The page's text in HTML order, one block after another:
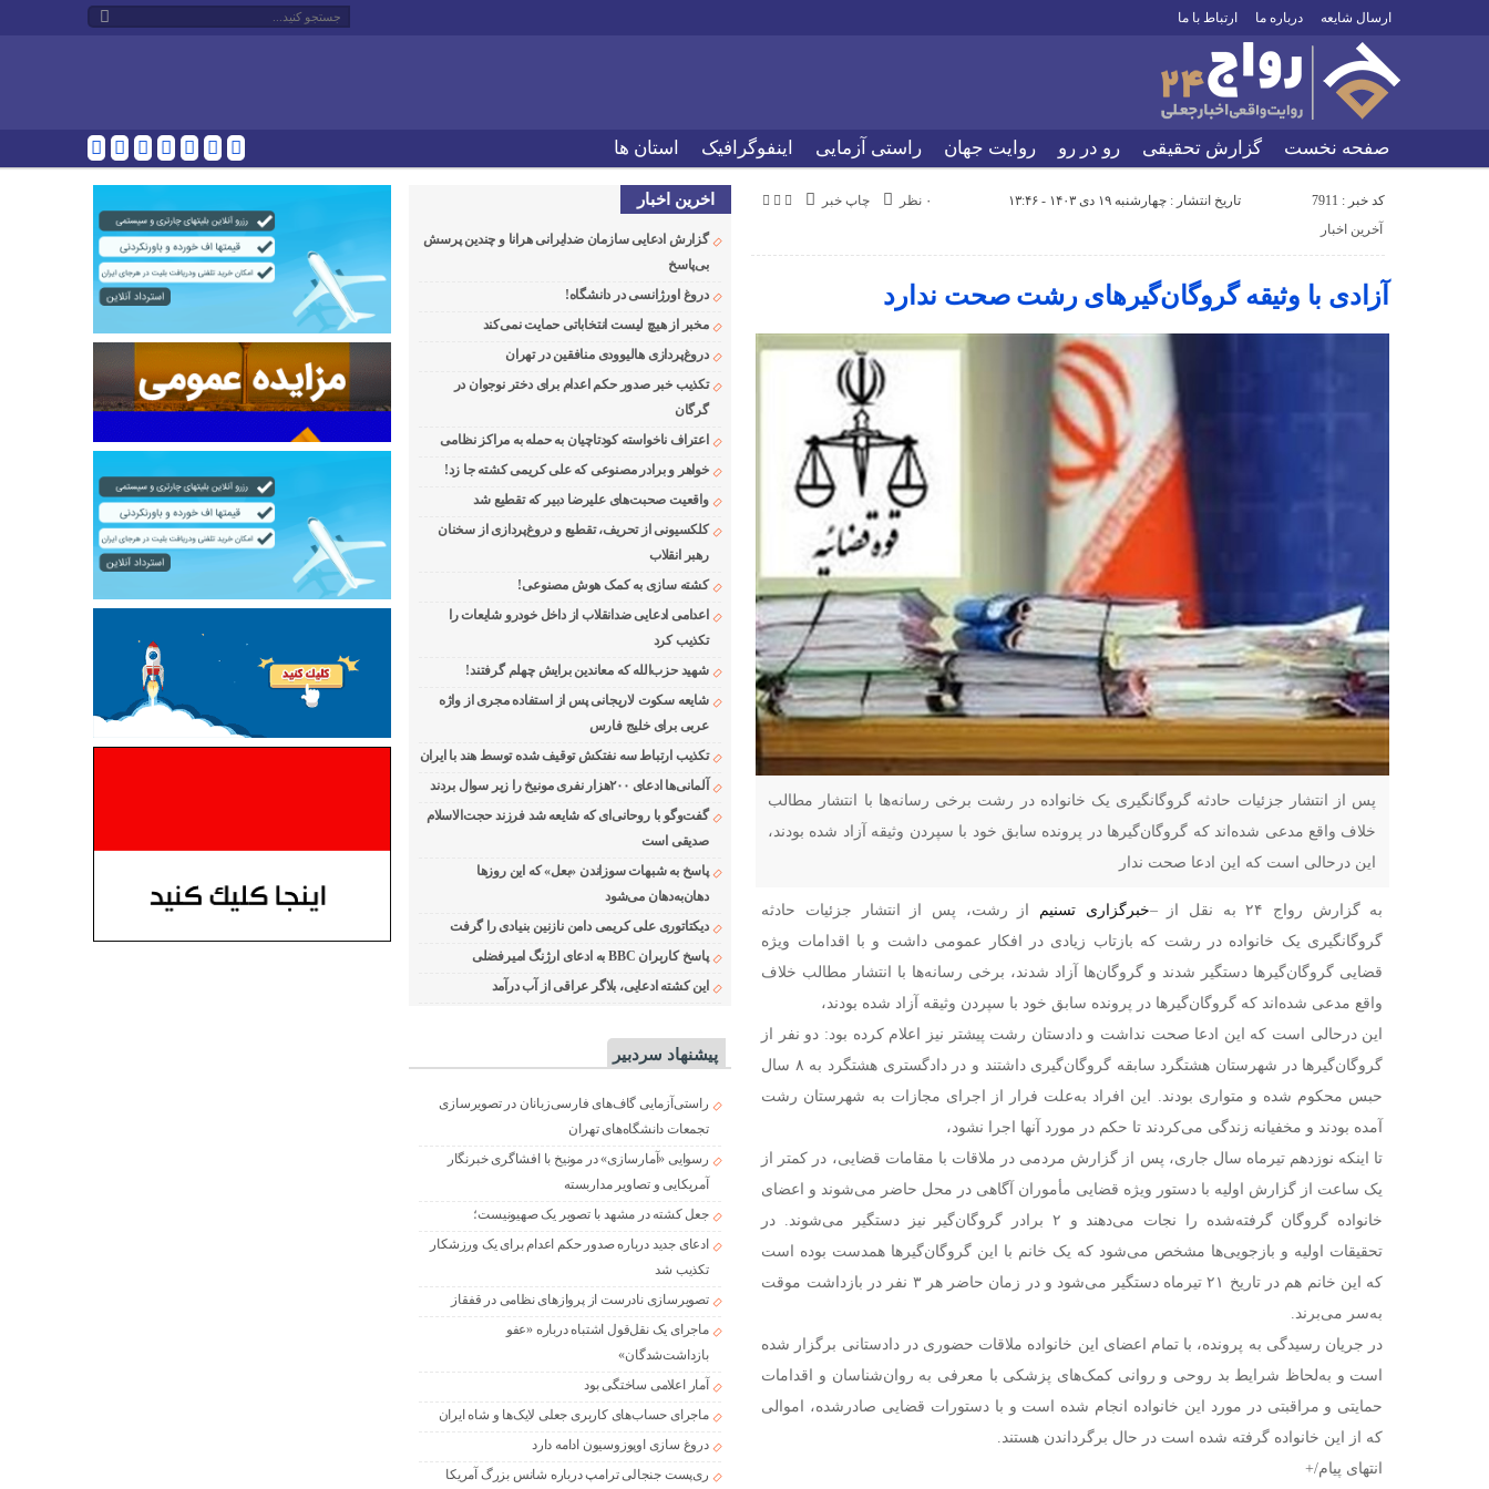
ارسال شایعه درباره ما ارتباط با ما
صفحه نخست گزارش تحقیقی رو در رو روایت جهان راستی آزمایی اینفوگرافیک استان ها
کد خبر : 7911 تاریخ انتشار : چهارشنبه ۱۹ دی ۱۴۰۳ - ۱۳:۴۶ چاپ خبر
۰ نظر
آخرین اخبار
آزادی با وثیقه گروگان‌گیر‌های رشت صحت ندارد‌
پس از انتشار جزئیات حادثه گروگانگیری یک خانواده در رشت برخی رسانه‌ها با انتشار مطالب
خلاف واقع مدعی شده‌اند که گروگان‌گیر‌ها در پرونده سابق خود با سپردن وثیقه آزاد شده بودند،
این درحالی است که این ادعا صحت ندار
به گزارش رواج ۲۴ به نقل از – خبرگزاری تسنیم
از رشت، پس از انتشار جزئیات حادثه
گروگانگیری یک خانواده در رشت که بازتاب زیادی در افکار عمومی داشت و با اقدامات ویژه
قضایی گروگان‌گیر‌ها دستگیر شدند و گروگان‌ها آزاد شدند، برخی رسانه‌ها با انتشار مطالب خلاف
واقع مدعی شده‌اند که گروگان‌گیر‌ها در پرونده سابق خود با سپردن وثیقه آزاد شده بودند،
این درحالی است که این ادعا صحت نداشت و دادستان رشت پیشتر نیز اعلام کرده بود: دو نفر از
گروگان‌گیر‌ها در شهرستان هشتگرد سابقه گروگان‌گیری داشتند و در دادگستری هشتگرد به ۸ سال
حبس محکوم شده و متواری بودند. این افراد به‌علت فرار از اجرای مجازات به شهرستان رشت
آمده بودند و مخفیانه زندگی می‌کردند تا حکم در مورد آنها اجرا نشود،
تا اینکه نوزدهم تیرماه سال جاری، پس از گزارش مردمی در ملاقات با مقامات قضایی، در کمتر از
یک ساعت از گزارش اولیه با دستور ویژه قضایی مأموران آگاهی در محل حاضر می‌شوند و اعضای
خانواده گروگان گرفته‌شده را نجات می‌دهند و ۲ برادر گروگان‌گیر نیز دستگیر می‌شوند. در
تحقیقات اولیه و بازجویی‌ها مشخص می‌شود که یک خانم با این گروگان‌گیر‌ها همدست بوده است
که این خانم هم در تاریخ ۲۱ تیرماه دستگیر می‌شود و در زمان حاضر هر ۳ نفر در بازداشت موقت
به‌سر می‌برند.
در جریان رسیدگی به پرونده، با تمام اعضای این خانواده ملاقات حضوری در دادستانی برگزار شده
است و به‌لحاظ شرایط بد روحی و روانی کمک‌های پزشکی با معرفی به روان‌شناسان و اقدامات
حمایتی و مراقبتی در مورد این خانواده انجام شده است و با دستورات قضایی صادرشده، اموالی
که از این خانواده گرفته شده است در حال برگرداندن هستند.
انتهای پیام/+
اخرین اخبار
گزارش ادعایی سازمان ضدایرانی هرانا و چندین پرسش
بی‌پاسخ
دروغ اورژانسی در دانشگاه!
مخبر از هیچ لیست انتخاباتی حمایت نمی‌کند
دروغ‌پردازی هالیوودی منافقین در تهران
تکذیب خبر صدور حکم اعدام برای دختر نوجوان در
گرگان
اعتراف ناخواسته کودتاچیان به حمله به مراکز نظامی
خواهر و برادر مصنوعی که علی کریمی کشته جا زد!
واقعیت صحبت‌های علیرضا دبیر که تقطیع شد
کلکسیونی از تحریف، تقطیع و دروغ‌پردازی از سخنان
رهبر انقلاب
کشته سازی به کمک هوش مصنوعی!
اعدامی ادعایی ضدانقلاب از داخل خودرو شایعات را
تکذیب کرد
شهید حزب‌الله که معاندین برایش چهلم گرفتند!
شایعه سکوت لاریجانی پس از استفاده مجری از واژه
عربی برای خلیج فارس
تکذیب ارتباط سه نفتکش توقیف شده توسط هند با ایران
آلمانی‌ها ادعای ۲۰۰هزار نفری مونیخ را زیر سوال بردند
گفت‌وگو با روحانی‌ای که شایعه شد فرزند حجت‌الاسلام
صدیقی است
پاسخ به شبهات سوزاندن «بعل» که این روزها
دهان‌به‌دهان می‌شود
دیکتاتوری علی کریمی دامن نازنین بنیادی را گرفت
پاسخ کاربران BBC به ادعای ارژنگ امیرفضلی
این کشته ادعایی، بلاگر عراقی از آب درآمد
پیشنهاد سردبیر
راستی‌آزمایی گاف‌های فارسی‌زبانان در تصویرسازی
تجمعات دانشگاه‌های تهران
رسوایی «آمارسازی» در مونیخ با افشاگری خبرنگار
آمریکایی و تصاویر مداربسته
جعل کشته در مشهد با تصویر یک صهیونیست؛
ادعای جدید درباره صدور حکم اعدام برای یک ورزشکار
تکذیب شد
تصویرسازی نادرست از پروازهای نظامی در قفقاز
ماجرای یک نقل‌قول اشتباه درباره «عفو
بازداشت‌شدگان»
آمار اعلامی ساختگی بود
ماجرای حساب‌های کاربری جعلی لایک‌ها و شاه ایران
دروغ سازی اوپوزوسیون ادامه دارد
ری‌پست جنجالی ترامپ درباره شانس بزرگ آمریکا